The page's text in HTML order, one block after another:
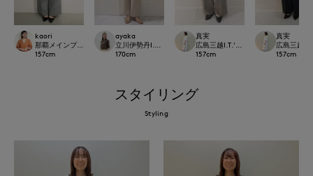
kaori
那覇メインプレイスI.T.'S.international
157cm
ayaka
立川伊勢丹I.T.'S.international
170cm
真実
広島三越I.T.'S.international
157cm
真実
広島三越
157cm
スタイリング
Styling